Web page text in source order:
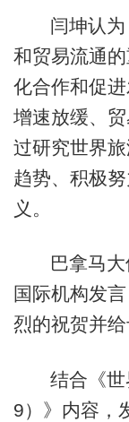
闫坤认
和贸易流通
化合作和促
增速放缓、
过研究世界
趋势、积极
义。
巴拿马
国际机构发
烈的祝贺并给
结合《
9）》内容，